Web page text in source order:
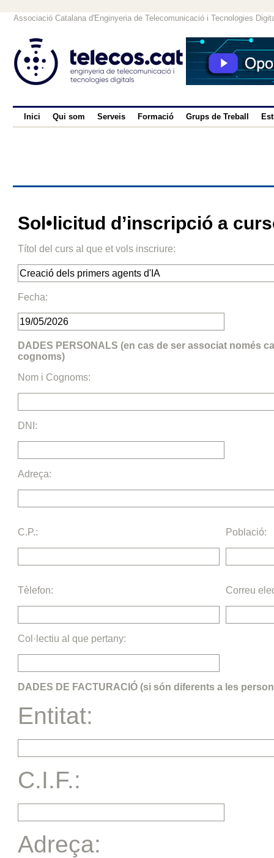
Associació Catalana d'Enginyeria de Telecomunicació i Tecnologies
Inici Qui som Serveis Formació Grups de Treball
Sol•licitud d’inscripció a
Títol del curs al que et vols inscriure:
Fecha:
DADES PERSONALS (en cas de ser associat només
cognoms)
Nom i Cognoms:
DNI:
Adreça:
C.P.: Població:
Tèlefon: Correu
Col·lectiu al que pertany:
DADES DE FACTURACIÓ (si són diferents a les
Entitat:
C.I.F.:
Adreça: